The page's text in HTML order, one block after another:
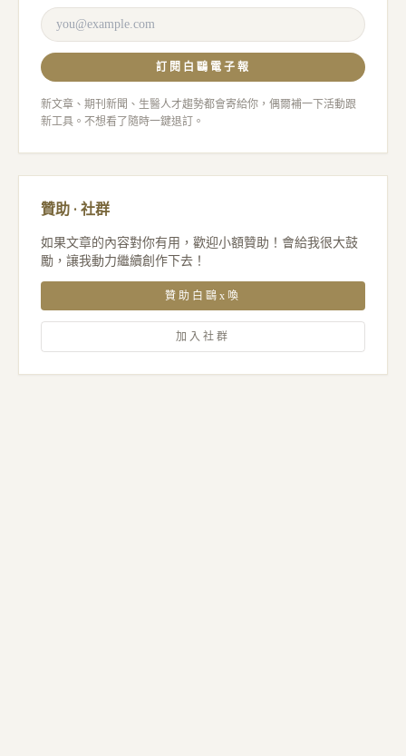
訂閱白鷗電子報
新文章、期刊新聞、生醫人才趨勢都會寄給你，偶爾補一下活動跟
新工具。不想看了隨時一鍵退訂。
贊助 · 社群
如果文章的內容對你有用，歡迎小額贊助！會給我很大鼓
勵，讓我動力繼續創作下去！
贊助白鷗x喚
加入社群